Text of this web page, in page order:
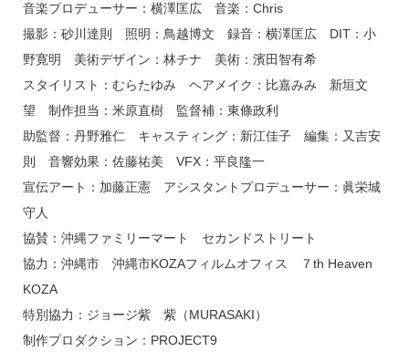
音楽プロデューサー：横澤匡広 音楽：Chris
撮影：砂川達則 照明：鳥越博文 録音：横澤匡広 DIT：小
野寛明 美術デザイン：林チナ 美術：濱田智有希
スタイリスト：むらたゆみ ヘアメイク：比嘉みみ 新垣文
望 制作担当：米原直樹 監督補：東條政利
助監督：丹野雅仁 キャスティング：新江佳子 編集：又吉安
則 音響効果：佐藤祐美 VFX：平良隆一
宣伝アート：加藤正憲 アシスタントプロデューサー：眞栄城
守人
協賛：沖縄ファミリーマート セカンドストリート
協力：沖縄市 沖縄市KOZAフィルムオフィス ７th Heaven
KOZA
特別協力：ジョージ紫 紫（MURASAKI）
制作プロダクション：PROJECT9